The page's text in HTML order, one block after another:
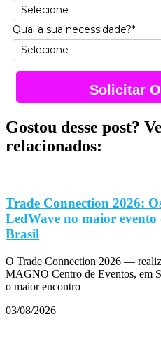
Qual a sua necessidade?*
Solicitar
Gostou desse post?
relacionados:
Trade Connection 2026:
LedWave no maior
Brasil
O Trade Connection 2026 —
MAGNO Centro de Eventos, em
o maior encontro
03/08/2026